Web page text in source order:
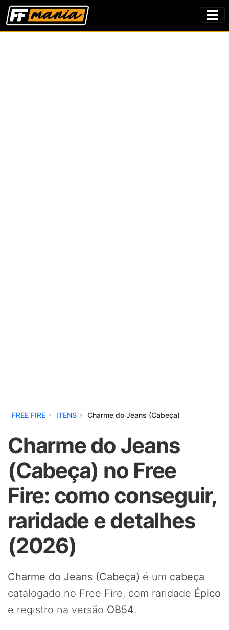
FREE FIRE ITENS Charme do Jeans (Cabeça)
Charme do Jeans
(Cabeça) no Free
Fire: como conseguir,
raridade e detalhes
(2026)
Charme do Jeans (Cabeça) é um cabeça
catalogado no Free Fire, com raridade Épico
e registro na versão OB54.